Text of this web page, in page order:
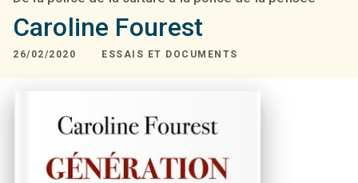
Caroline Fourest
26/02/2020 ESSAIS ET DOCUMENTS